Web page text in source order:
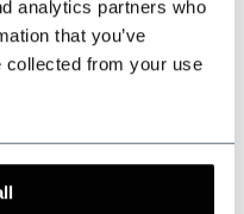
analytics partners who
that you’ve
collected from your use